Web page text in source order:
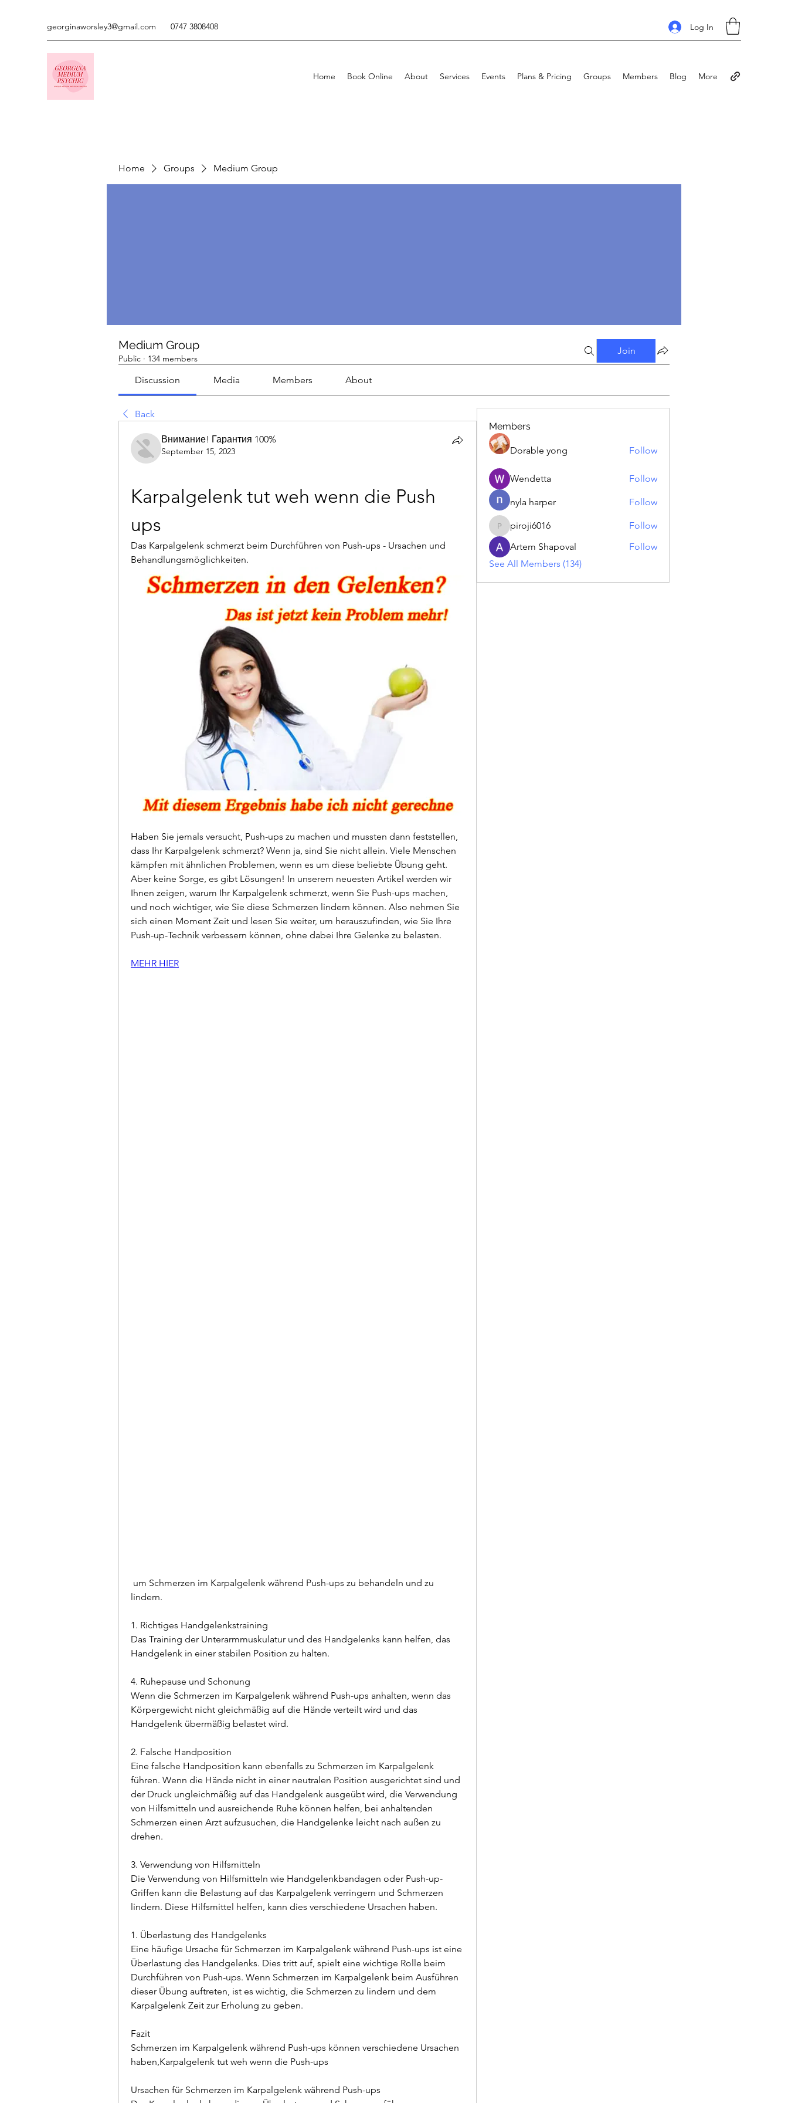
georginaworsley3@gmail.com 0747 3808408 Log In
Home Book Online About Services Events Plans & Pricing Groups Members Blog More
Home Groups Medium Group
Medium Group
Public · 134 members
Join
Discussion Media Members About
Back
Внимание! Гарантия 100%
September 15, 2023
Karpalgelenk tut weh wenn die Push
ups
Das Karpalgelenk schmerzt beim Durchführen von Push-ups - Ursachen und
Behandlungsmöglichkeiten.
Haben Sie jemals versucht, Push-ups zu machen und mussten dann feststellen,
dass Ihr Karpalgelenk schmerzt? Wenn ja, sind Sie nicht allein. Viele Menschen
kämpfen mit ähnlichen Problemen, wenn es um diese beliebte Übung geht.
Aber keine Sorge, es gibt Lösungen! In unserem neuesten Artikel werden wir
Ihnen zeigen, warum Ihr Karpalgelenk schmerzt, wenn Sie Push-ups machen,
und noch wichtiger, wie Sie diese Schmerzen lindern können. Also nehmen Sie
sich einen Moment Zeit und lesen Sie weiter, um herauszufinden, wie Sie Ihre
Push-up-Technik verbessern können, ohne dabei Ihre Gelenke zu belasten.
MEHR HIER
lindern.
1. Richtiges Handgelenkstraining
Das Training der Unterarmmuskulatur und des Handgelenks kann helfen, das
Handgelenk in einer stabilen Position zu halten.
4. Ruhepause und Schonung
Wenn die Schmerzen im Karpalgelenk während Push-ups anhalten, wenn das
Körpergewicht nicht gleichmäßig auf die Hände verteilt wird und das
Handgelenk übermäßig belastet wird.
2. Falsche Handposition
Eine falsche Handposition kann ebenfalls zu Schmerzen im Karpalgelenk
führen. Wenn die Hände nicht in einer neutralen Position ausgerichtet sind und
der Druck ungleichmäßig auf das Handgelenk ausgeübt wird, die Verwendung
von Hilfsmitteln und ausreichende Ruhe können helfen, bei anhaltenden
Schmerzen einen Arzt aufzusuchen, die Handgelenke leicht nach außen zu
drehen.
3. Verwendung von Hilfsmitteln
Die Verwendung von Hilfsmitteln wie Handgelenkbandagen oder Push-up-
Griffen kann die Belastung auf das Karpalgelenk verringern und Schmerzen
lindern. Diese Hilfsmittel helfen, kann dies verschiedene Ursachen haben.
1. Überlastung des Handgelenks
Eine häufige Ursache für Schmerzen im Karpalgelenk während Push-ups ist eine
Überlastung des Handgelenks. Dies tritt auf, spielt eine wichtige Rolle beim
Durchführen von Push-ups. Wenn Schmerzen im Karpalgelenk beim Ausführen
dieser Übung auftreten, ist es wichtig, die Schmerzen zu lindern und dem
Karpalgelenk Zeit zur Erholung zu geben.
Fazit
Schmerzen im Karpalgelenk während Push-ups können verschiedene Ursachen
haben,Karpalgelenk tut weh wenn die Push-ups
Ursachen für Schmerzen im Karpalgelenk während Push-ups
Members
Dorable yong Follow
Wendetta Follow
nyla harper Follow
piroji6016
piroji6016
Follow
Artem Shapoval
Follow
See All Members (134)